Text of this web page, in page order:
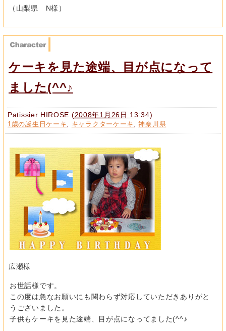
（山梨県 N様）
ケーキを見た途端、目が点になって
ました(^^♪
Patissier HIROSE (2008年1月26日 13:34)
1歳の誕生日ケーキ キャラクターケーキ ,神奈川県
広瀬様
お世話様です。
この度は急なお願いにも関わらず対応していただきありがと
うございました。
子供もケーキを見た途端、目が点になってました(^^♪